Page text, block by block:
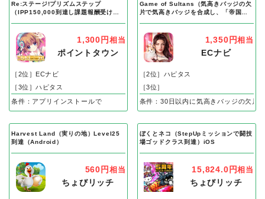
Re:ステージ!プリズムステップ
（IPP150,000到達し課題報酬受け取
1,300円 相当
ポイントタウン
［2位］ECナビ
［3位］ハピタス
条件：アプリインストールで
Game of Sultans（気高きバッジの欠
片で気高きバッジを合成し、「帝国五
1,350円相当
ECナビ
［2位］ハピタス
［3位］
条件：30日以内に気高きバッジの欠片
Harvest Land（実りの地）Level25
到達（Android）
560円 相当
ちょびリッチ
ぼくとネコ（StepUpミッションで闘技
場ゴッドクラス到達）iOS
15,824.0円相当
ちょびリッチ